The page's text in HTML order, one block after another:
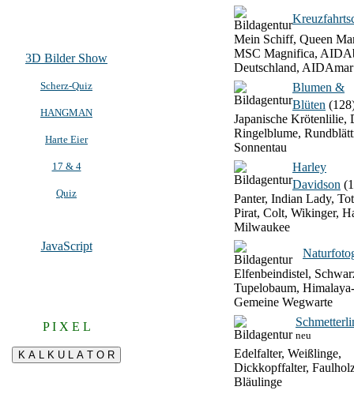
3D Bilder Show
Scherz-Quiz
HANGMAN
Harte Eier
17 & 4
Quiz
JavaScript
P I X E L
Mein Schiff, Queen
MSC Magnifica,
Deutschland, AIDAmar
Blumen &
Blüten
Japanische Krötenlilie,
Ringelblume,
Sonnentau
Harley
Davidson
Panter, Indian Lady,
Pirat, Colt, Wikinger,
Milwaukee
Elfenbeindistel,
Tupelobaum,
Gemeine Wegwarte
neu
Edelfalter, Weißlinge,
Dickkopffalter,
Bläulinge